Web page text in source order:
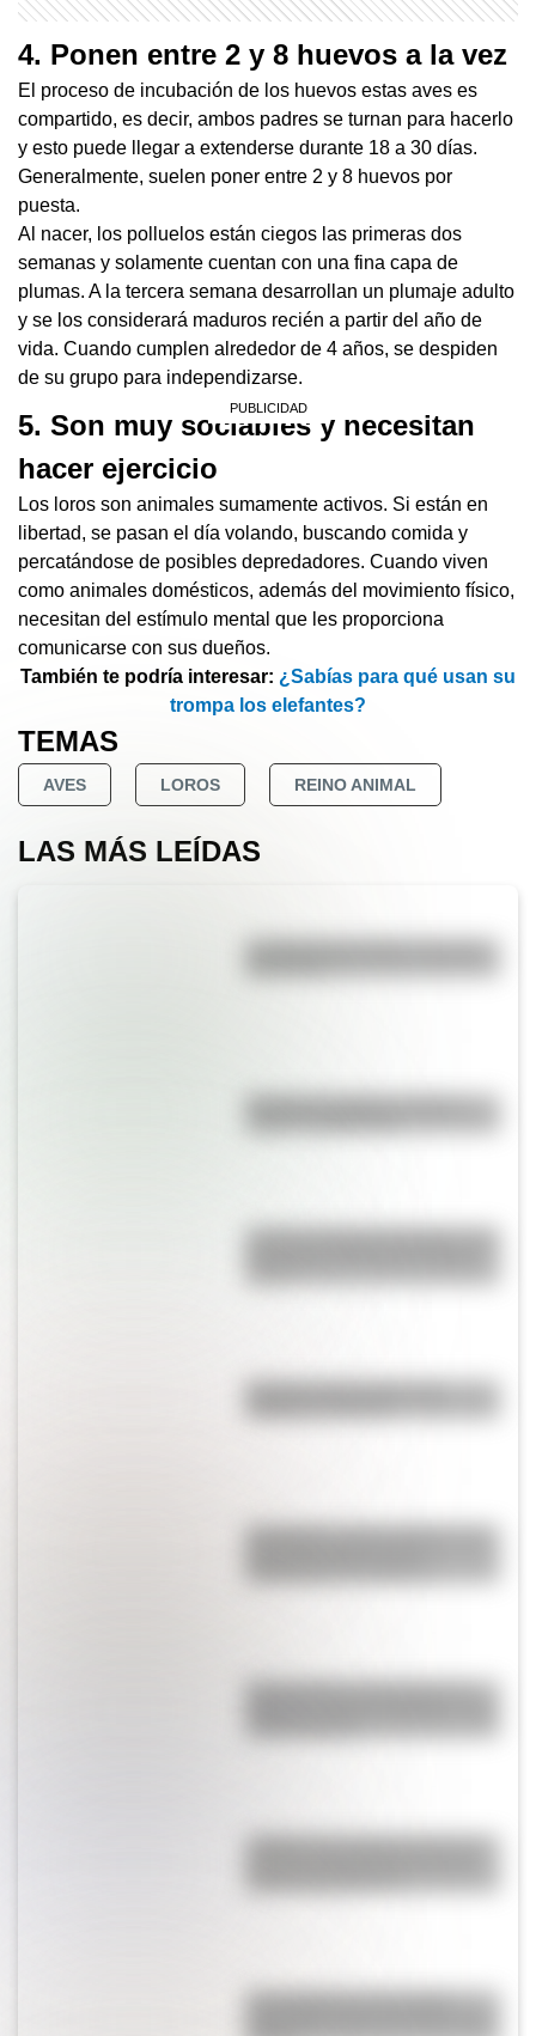
4. Ponen entre 2 y 8 huevos a la vez
El proceso de incubación de los huevos estas aves es
compartido, es decir, ambos padres se turnan para hacerlo
y esto puede llegar a extenderse durante 18 a 30 días.
Generalmente, suelen poner entre 2 y 8 huevos por
puesta.
Al nacer, los polluelos están ciegos las primeras dos
semanas y solamente cuentan con una fina capa de
plumas. A la tercera semana desarrollan un plumaje adulto
y se los considerará maduros recién a partir del año de
vida. Cuando cumplen alrededor de 4 años, se despiden
de su grupo para independizarse.
5. Son muy sociables y necesitan
hacer ejercicio
Los loros son animales sumamente activos. Si están en
libertad, se pasan el día volando, buscando comida y
percatándose de posibles depredadores. Cuando viven
como animales domésticos, además del movimiento físico,
necesitan del estímulo mental que les proporciona
comunicarse con sus dueños.
También te podría interesar: ¿Sabías para qué usan su
trompa los elefantes?
TEMAS
AVES LOROS REINO ANIMAL
LAS MÁS LEÍDAS
Bandera de Bolivia: historia,
Castillo de Rafael Obligado, una
de pie
Bandera de Ecuador para
San Martín y Simón Bolívar: así
libertadores de América
Buenos Aires al principio del
¿Sabías que Argentina tuvo la
alta de Sudamérica?
Una infografía descargable